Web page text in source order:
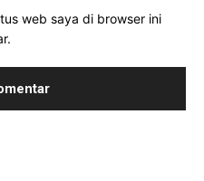
web saya di browser ini